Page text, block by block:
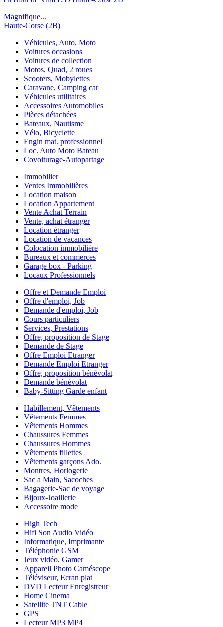
Magnifique...
Haute-Corse (2B)
Véhicules, Auto, Moto
Voitures occasions
Voitures de collection
Motos, Quad, 2 roues
Scooters, Mobylettes
Caravane, Camping car
Véhicules utilitaires
Accessoires Automobiles
Pièces détachées
Bateaux, Nautisme
Vélo, Bicyclette
Engin mat. professionnel
Loc. Auto Moto Bateau
Covoiturage-Autopartage
Immobilier
Ventes Immobilières
Location maison
Location Appartement
Vente Achat Terrain
Vente, achat étranger
Location étranger
Location de vacances
Colocation immobilière
Bureaux et commerces
Garage box - Parking
Locaux Professionnels
Offre et Demande Emploi
Offre d'emploi, Job
Demande d'emploi, Job
Cours particuliers
Services, Prestations
Offre, proposition de Stage
Demande de Stage
Offre Emploi Etranger
Demande Emploi Etranger
Offre, proposition bénévolat
Demande bénévolat
Baby-Sitting Garde enfant
Habillement, Vêtements
Vêtements Femmes
Vêtements Hommes
Chaussures Femmes
Chaussures Hommes
Vêtements fillettes
Vêtements garçons Ado.
Montres, Horlogerie
Sac a Main, Sacoches
Bagagerie-Sac de voyage
Bijoux-Joaillerie
Accessoire mode
High Tech
Hifi Son Audio Vidéo
Informatique, Imprimante
Téléphonie GSM
Jeux vidéo, Gamer
Appareil Photo Caméscope
Téléviseur, Ecran plat
DVD Lecteur Enregistreur
Home Cinema
Satellite TNT Cable
GPS
Lecteur MP3 MP4